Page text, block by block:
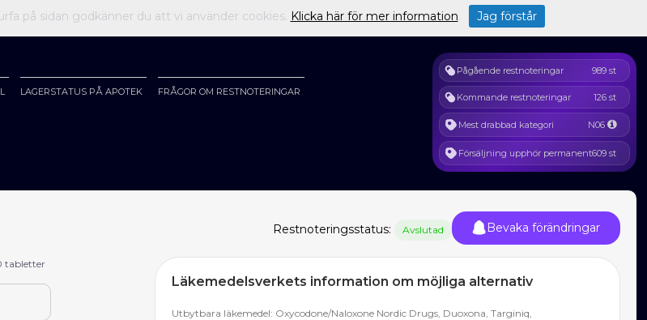
LAGERSTATUS PÅ APOTEK FRÅGOR OM RESTNOTERINGAR
Pågående restnoteringar 989 st
Kommande restnoteringar 126 st
Mest drabbad kategori N06
Försäljning upphör permanent609 st
Restnoteringsstatus: Avslutad Bevaka förändringar
tabletter
Läkemedelsverkets information om möjliga alternativ
Utbytbara läkemedel: Oxycodone/Naloxone Nordic Drugs, Duoxona, Targiniq,
på sidan godkänner du att vi använder cookies. Klicka här för mer information. Jag förstår